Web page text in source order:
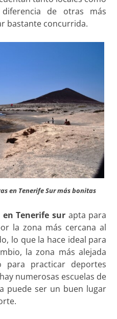
de otras más
bastante concurrida.
en Tenerife Sur más bonitas
en Tenerife surapta para
la zona más cercana al
lo que la hace ideal para
la zona más alejada
practicar deportes
numerosas escuelas de
puede ser un buen lugar